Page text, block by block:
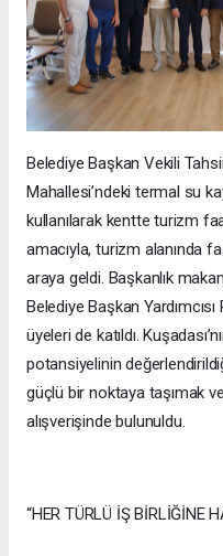
Belediye Başkan Vekili
Mahallesi’ndeki termal su
kullanılarak kentte turizm
amacıyla, turizm alanında
araya geldi. Başkanlık
Belediye Başkan
üyeleri de katıldı.
potansiyelinin
güçlü bir noktaya taşımak
alışverişinde bulunuldu.
“HER TÜRLÜ İŞ BİRLİĞİNE